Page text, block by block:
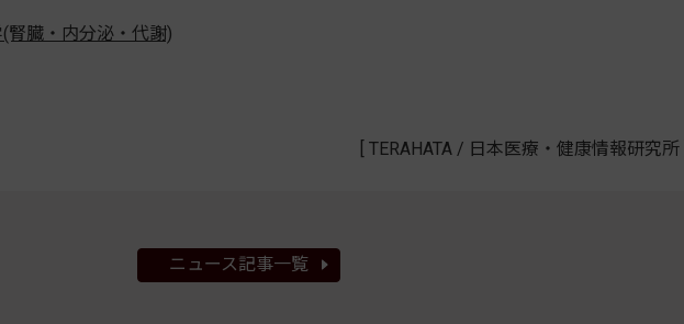
腎臓・内分泌・代謝)
[ TERAHATA / 日本医療・健康情報研究所 ]
ニュース記事一覧